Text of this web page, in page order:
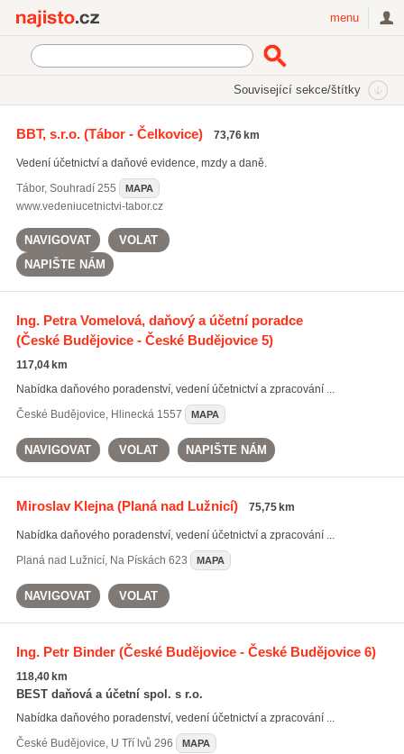
menu
Související sekce/štítky
daňová optimalizace
daňové poradenství (5532)
daňová přiznání(4690)
BBT, s.r.o.(Tábor - Čelkovice) 73,76 km
Vedení účetnictví a daňové evidence, mzdy a daně.
Tábor, Souhradí 255 MAPA
www.vedeniucetnictvi-tabor.cz
NAVIGOVAT
VOLAT
NAPIŠTE NÁM
Ing. Petra Vomelová, daňový a účetní poradce
(České Budějovice - České Budějovice 5)
117,04 km
Nabídka daňového poradenství, vedení účetnictví a zpracování ...
České Budějovice, Hlinecká 1557 MAPA
NAVIGOVAT VOLAT NAPIŠTE NÁM
Miroslav Klejna(Planá nad Lužnicí) 75,75 km
Nabídka daňového poradenství, vedení účetnictví a zpracování ...
Planá nad Lužnicí, Na Pískách 623 MAPA
NAVIGOVAT VOLAT
Ing. Petr Binder(České Budějovice - České Budějovice 6)
118,40 km
BEST daňová a účetní spol. s r.o.
Nabídka daňového poradenství, vedení účetnictví a zpracování ...
České Budějovice, U Tří lvů 296 MAPA